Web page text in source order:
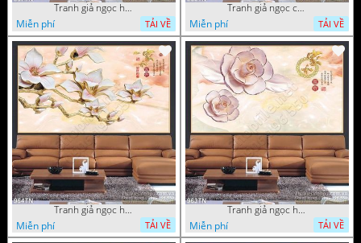
Tranh giả ngọc hoa mai
Miễn phí
TẢI VỀ
Tranh giả ngọc cá chép và hoa ngọc
Miễn phí
TẢI VỀ
Tranh giả ngọc hoa thư pháp treo tường
Miễn phí
TẢI VỀ
Tranh giả ngọc hoa thư pháp
Miễn phí
TẢI VỀ